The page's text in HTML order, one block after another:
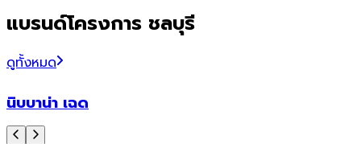
แบรนด์โครงการ ชลบุรี
ดูทั้งหมด
นิบบาน่า เฉด